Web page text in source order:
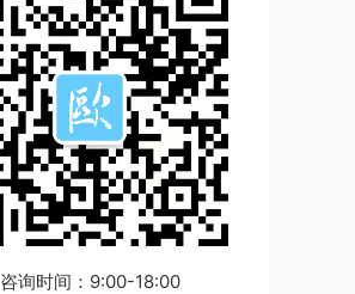
咨询时间：9:00-18:00